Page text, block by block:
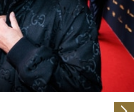
um Inhalte und Anzeigen zu
für soziale Medien anbieten
auf unsere Website zu
geben wir Informationen zu Ihrer
an unsere Partner für
und Analysen weiter. Unsere
möglicherweise mit
Rahmen Ihrer Nutzung der Dienste